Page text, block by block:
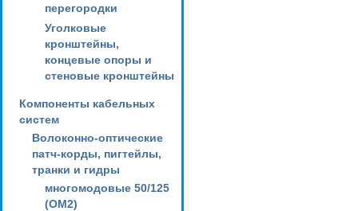
перегородки
Уголковые
кронштейны,
концевые опоры и
стеновые кронштейны
Компоненты кабельных
систем
Волоконно-оптические
патч-корды, пигтейлы,
транки и гидры
многомодовые 50/125
(OM2)